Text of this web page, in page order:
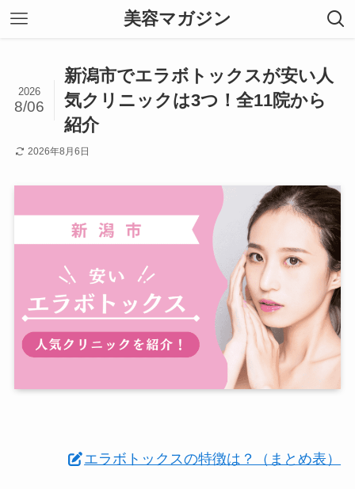
美容マガジン
新潟市でエラボトックスが安い人
気クリニックは3つ！全11院から
紹介
2026
8/06
2026年8月6日
エラボトックスの特徴は？（まとめ表）